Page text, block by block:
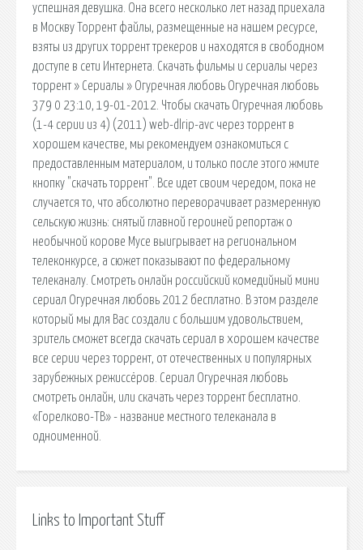
успешная девушка. Она всего несколько лет назад приехала
в Москву Торрент файлы, размещенные на нашем ресурсе,
взяты из других торрент трекеров и находятся в свободном
доступе в сети Интернета. Скачать фильмы и сериалы через
торрент » Сериалы » Огуречная любовь Огуречная любовь
379 0 23:10, 19-01-2012. Чтобы скачать Огуречная любовь
(1-4 серии из 4) (2011) web-dlrip-avc через торрент в
хорошем качестве, мы рекомендуем ознакомиться с
предоставленным материалом, и только после этого жмите
кнопку "скачать торрент". Все идет своим чередом, пока не
случается то, что абсолютно переворачивает размеренную
сельскую жизнь: снятый главной героиней репортаж о
необычной корове Мусе выигрывает на региональном
телеконкурсе, а сюжет показывают по федеральному
телеканалу. Смотреть онлайн российский комедийный мини
сериал Огуречная любовь 2012 бесплатно. В этом разделе
который мы для Вас создали с большим удовольствием,
зритель сможет всегда скачать сериал в хорошем качестве
все серии через торрент, от отечественных и популярных
зарубежных режиссёров. Сериал Огуречная любовь
смотреть онлайн, или скачать через торрент бесплатно.
«Горелково-ТВ» - название местного телеканала в
одноименной.
Links to Important Stuff